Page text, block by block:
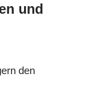
und
den